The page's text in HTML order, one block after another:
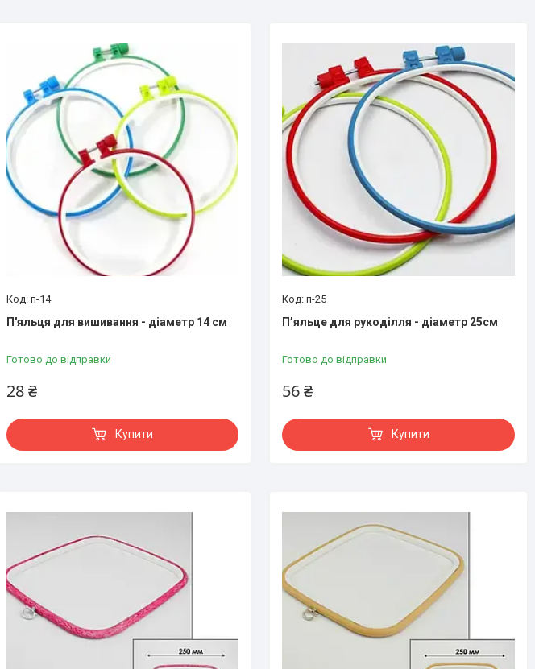
п-14
П'яльця для вишивання - діаметр 14 см
Готово до відправки
28 ₴
Купити
п-25
П’яльце для рукоділля - діаметр 25см
Готово до відправки
56 ₴
Купити